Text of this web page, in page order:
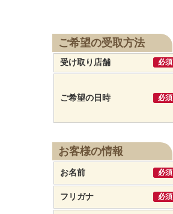
ご希望の受取方法
受け取り店舗 必須
ご希望の日時 必須
お客様の情報
お名前 必須
フリガナ 必須